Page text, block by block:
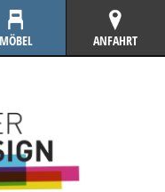
MÖBEL ANFAHRT